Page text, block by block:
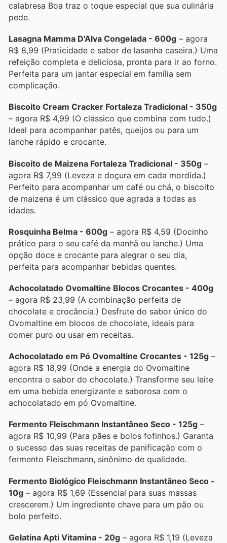
calabresa Boa traz o toque especial que sua culinária
pede.
Lasagna Mamma D'Alva Congelada - 600g – agora
R$ 8,99 (Praticidade e sabor de lasanha caseira.) Uma
refeição completa e deliciosa, pronta para ir ao forno.
Perfeita para um jantar especial em família sem
complicação.
Biscoito Cream Cracker Fortaleza Tradicional - 350g
– agora R$ 4,99 (O clássico que combina com tudo.)
Ideal para acompanhar patês, queijos ou para um
lanche rápido e crocante.
Biscoito de Maizena Fortaleza Tradicional - 350g –
agora R$ 7,99 (Leveza e doçura em cada mordida.)
Perfeito para acompanhar um café ou chá, o biscoito
de maizena é um clássico que agrada a todas as
idades.
Rosquinha Belma - 600g – agora R$ 4,59 (Docinho
prático para o seu café da manhã ou lanche.) Uma
opção doce e crocante para alegrar o seu dia,
perfeita para acompanhar bebidas quentes.
Achocolatado Ovomaltine Blocos Crocantes - 400g
– agora R$ 23,99 (A combinação perfeita de
chocolate e crocância.) Desfrute do sabor único do
Ovomaltine em blocos de chocolate, ideais para
comer puro ou usar em receitas.
Achocolatado em Pó Ovomaltine Crocantes - 125g –
agora R$ 18,99 (Onde a energia do Ovomaltine
encontra o sabor do chocolate.) Transforme seu leite
em uma bebida energizante e saborosa com o
achocolatado em pó Ovomaltine.
Fermento Fleischmann Instantâneo Seco - 125g –
agora R$ 10,99 (Para pães e bolos fofinhos.) Garanta
o sucesso das suas receitas de panificação com o
fermento Fleischmann, sinônimo de qualidade.
Fermento Biológico Fleischmann Instantâneo Seco -
10g – agora R$ 1,69 (Essencial para suas massas
crescerem.) Um ingrediente chave para um pão ou
bolo perfeito.
Gelatina Apti Vitamina - 20g – agora R$ 1,19 (Leveza